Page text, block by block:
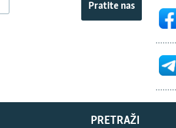
Pratite nas
PRETRAŽI